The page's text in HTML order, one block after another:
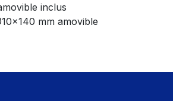
inclus
mm amovible